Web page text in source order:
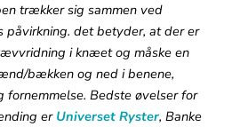
trækker sig sammen ved
påvirkning. det betyder, at der er
i knæet og måske en
bækken og ned i benene,
fornemmelse. Bedste øvelser for
er Universet Ryster, Banke